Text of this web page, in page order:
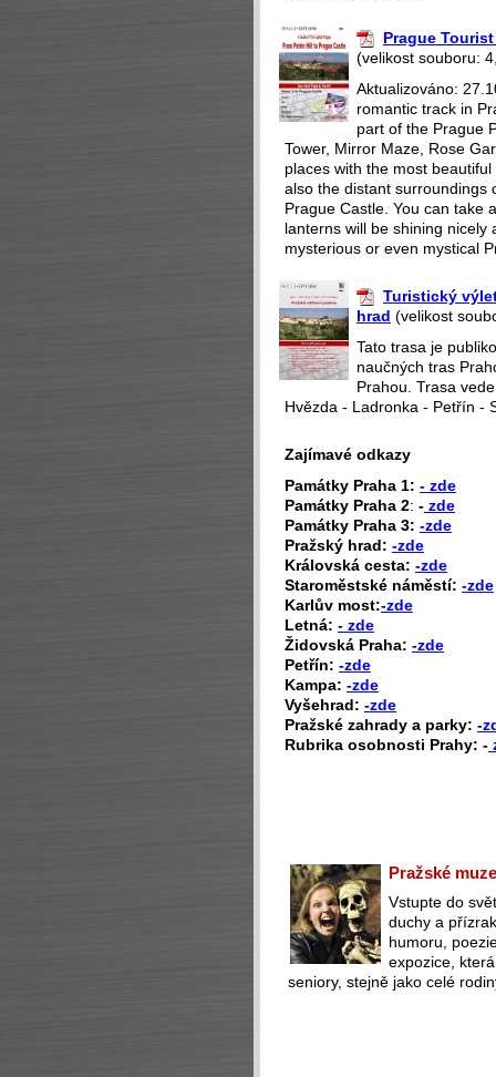
Prague
(velikost souboru:
Aktualizováno:
romantic track in
part of the Prague
Tower, Mirror Maze, Rose
places with the most
also the distant surroundings
Prague Castle. You can take
lanterns will be shining
mysterious or even mystical
Turistický
hrad (velikost
Tato trasa je
naučných tras
Prahou. Trasa
Hvězda - Ladronka - Petřín -
Zajímavé odkazy
Památky Praha 1: - zde
Památky Praha 2: - zde
Památky Praha 3: -zde
Pražský hrad: -zde
Královská cesta: -zde
Staroměstské náměstí: -zde
Karlův most:-zde
Letná: - zde
Židovská Praha: -zde
Petřín: -zde
Kampa: -zde
Vyšehrad: -zde
Pražské zahrady a parky: -
Rubrika osobnosti Prahy: -
Pražské
Vstupte do
duchy a
humoru,
expozice,
seniory, stejně jako celé